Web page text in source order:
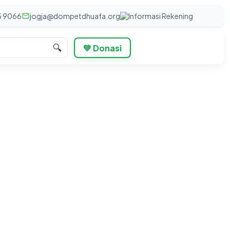
9066 jogja@dompetdhuafa.org Informasi Rekening
🔍 💚 Donasi